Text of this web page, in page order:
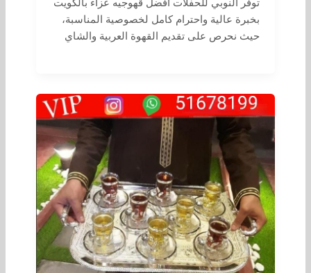
توفر النوبي للحفلات أفضل قهوجيه عزاء بالكويت
بخبرة عالية واحترام كامل لخصوصية المناسبة،
حيث نحرص على تقديم القهوة العربية والشاي